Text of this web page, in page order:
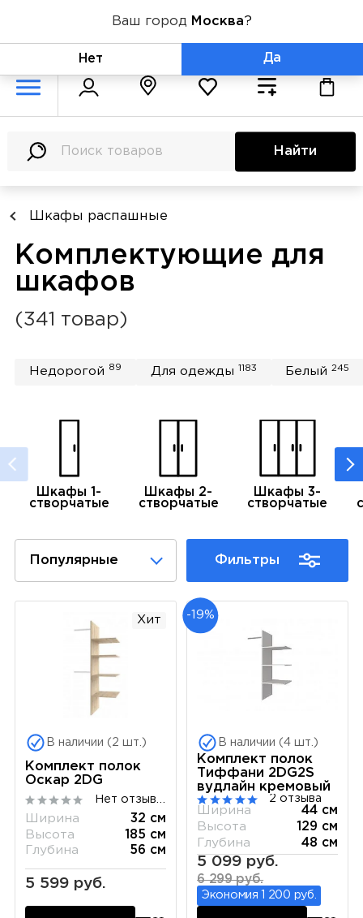
+7 (800) 775-71-06
Найти
Шкафы распашные
Комплектующие для
шкафов
(341 товар)
Недорогой 89 Для одежды 1183 Белый245
Шкафы 1-
створчатые
Шкафы 2-
створчатые
Шкафы 3-
створчатые
Популярные Фильтры
Хит
В наличии (2 шт.)
Комплект полок
Оскар 2DG
Ширина
32 см
Высота
185 см
Глубина
56 см
5 599 руб.
-19%
В наличии (4 шт.)
Комплект полок
Тиффани 2DG2S
вудлайн кремовый
2 отзыва
Ширина
44 см
Высота
129 см
Глубина
48 см
5 099 руб.
6 299 руб.
Экономия 1 200 руб.
Ваш город Москва?
Нет Да